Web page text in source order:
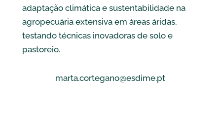
adaptação climática e sustentabilidade na
agropecuária extensiva em áreas áridas,
testando técnicas inovadoras de solo e
pastoreio.
marta.cortegano@esdime.pt